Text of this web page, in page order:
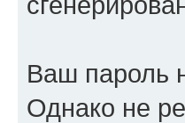
Ваш пароль
Однако не